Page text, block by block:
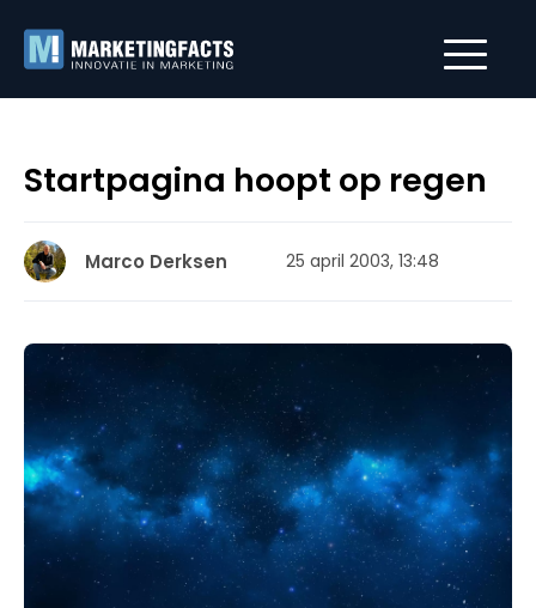
Startpagina hoopt op regen
Marco Derksen 25 april 2003, 13:48